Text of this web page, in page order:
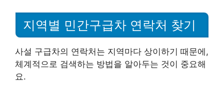
지역별 민간구급차 연락처 찾기
사설 구급차의 연락처는 지역마다 상이하기 때문에,
체계적으로 검색하는 방법을 알아두는 것이 중요해
요.